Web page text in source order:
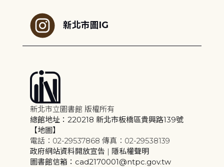
新北市圖IG
新北市立圖書館 版權所有
總館地址：220218 新北市板橋區貴興路139號
【地圖】
電話：02-29537868 傳真：02-29538139
政府網站資料開放宣告 | 隱私權聲明
圖書館信箱：cad2170001@ntpc.gov.tw